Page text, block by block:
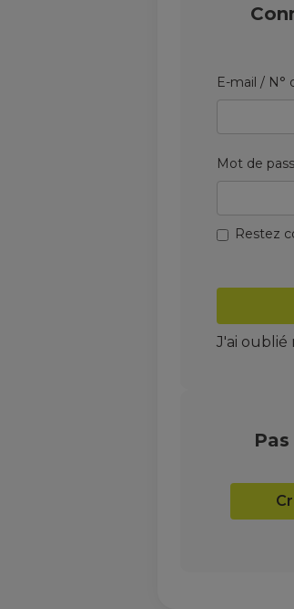
E-mail / N°
Mot de
Restez
J'ai oublié